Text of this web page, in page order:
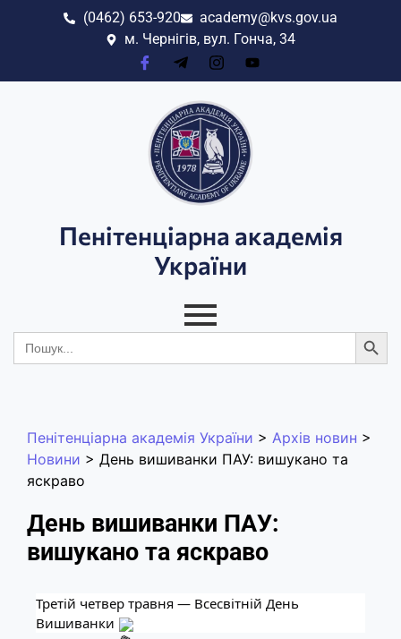
(0462) 653-920
academy@kvs.gov.ua
м. Чернігів, вул. Гонча, 34
Пенітенціарна академія
України
Search
for:
Пенітенціарна академія України > Архів новин >
Новини > День вишиванки ПАУ: вишукано та
яскраво
День вишиванки ПАУ:
вишукано та яскраво
Третій четвер травня — Всесвітній День
Вишиванки